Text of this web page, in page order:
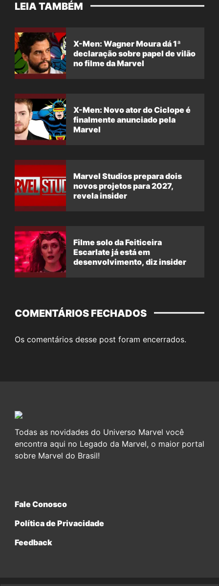
LEIA TAMBÉM
X-Men: Wagner Moura dá 1ª
declaração sobre papel de vilão
no filme da Marvel
X-Men: Novo ator do Ciclope é
finalmente anunciado pela
Marvel
Marvel Studios prepara dois
novos projetos para 2027,
revela insider
Filme solo da Feiticeira
Escarlate já está em
desenvolvimento, diz insider
COMENTÁRIOS FECHADOS
Os comentários desse post foram encerrados.
Todas as novidades do Universo Marvel você
encontra aqui no Legado da Marvel, o maior portal
sobre Marvel do Brasil!
Fale Conosco
Política de Privacidade
Feedback